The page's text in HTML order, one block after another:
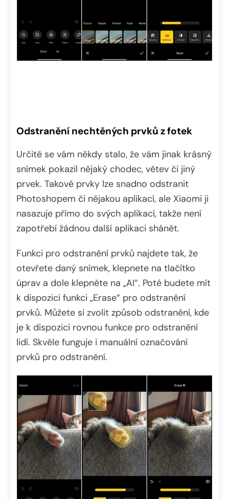
Odstranění nechtěných prvků z fotek
Určitě se vám někdy stalo, že vám jinak krásný
snímek pokazil nějaký chodec, větev či jiný
prvek. Takové prvky lze snadno odstranit
Photoshopem či nějakou aplikací, ale Xiaomi ji
nasazuje přímo do svých aplikací, takže není
zapotřebí žádnou další aplikaci shánět.
Funkci pro odstranění prvků najdete tak, že
otevřete daný snímek, klepnete na tlačítko
úprav a dole klepněte na „AI“. Poté budete mít
k dispozici funkci „Erase“ pro odstranění
prvků. Můžete si zvolit způsob odstranění, kde
je k dispozici rovnou funkce pro odstranění
lidí. Skvěle funguje i manuální označování
prvků pro odstranění.